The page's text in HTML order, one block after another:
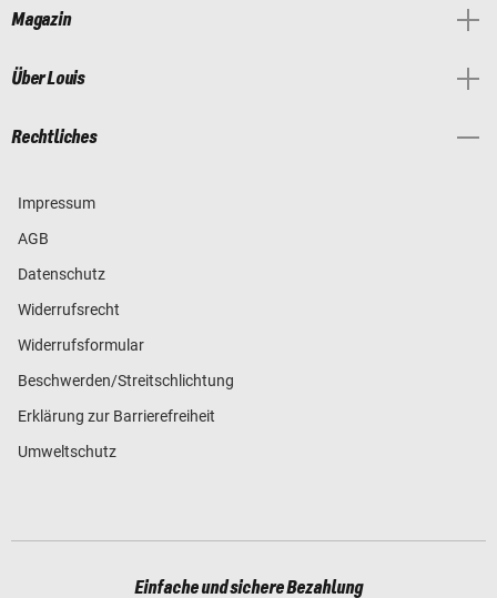
Magazin
Über Louis
Rechtliches
Impressum
AGB
Datenschutz
Widerrufsrecht
Widerrufsformular
Beschwerden/Streitschlichtung
Erklärung zur Barrierefreiheit
Umweltschutz
Einfache und sichere Bezahlung